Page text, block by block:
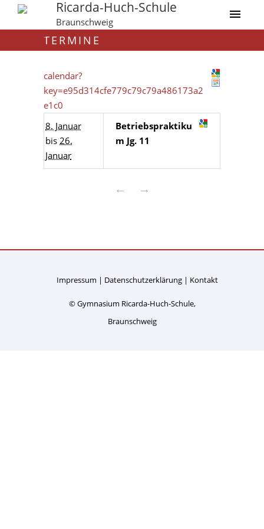
Ricarda-Huch-Schule
Braunschweig
TERMINE
calendar?
key=e95d314cfe779c79c79a486173a2
e1c0
8. Januar
bis 26.
Januar
Betriebspraktiku
m Jg. 11
← →
Impressum Datenschutzerklärung Kontakt
© Gymnasium Ricarda-Huch-Schule,
Braunschweig